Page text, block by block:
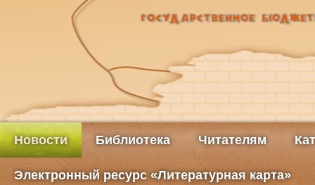
Новости Библиотека Читателям
Электронный ресурс «Литературная карта»